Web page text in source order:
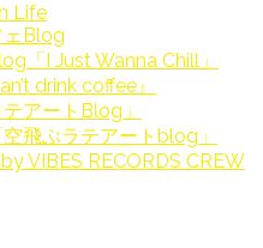
Life
ェBlog
「I Just Wanna Chill」
drink coffee』
アートBlog」
飛ぶラテアートblog」
VIBES RECORDS CREW